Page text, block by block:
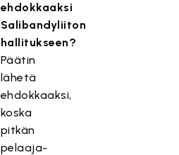
ehdokkaaksi
Salibandyliiton
hallitukseen?
Päätin
lähetä
ehdokkaaksi,
koska
pitkän
pelaaja-